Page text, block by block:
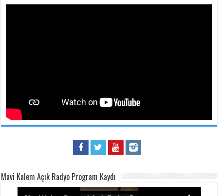
Mavi Kalem Açık Radyo Program Kaydı